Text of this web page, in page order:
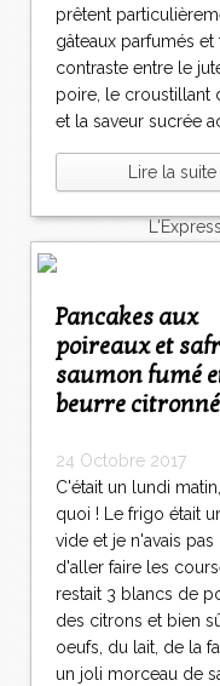
prêtent
gâteaux parfumés et
contraste entre le
poire, le croustillant
et la saveur sucrée
Lire la suite
Pancakes aux
poireaux et
saumon fumé
beurre citronné
24 Octobre 2017
C'était un lundi
quoi ! Le frigo était
vide et je n'avais
d'aller faire les
restait 3 blancs de
des citrons et bien
oeufs, du lait, de la
un joli morceau de
Pâtes
articles